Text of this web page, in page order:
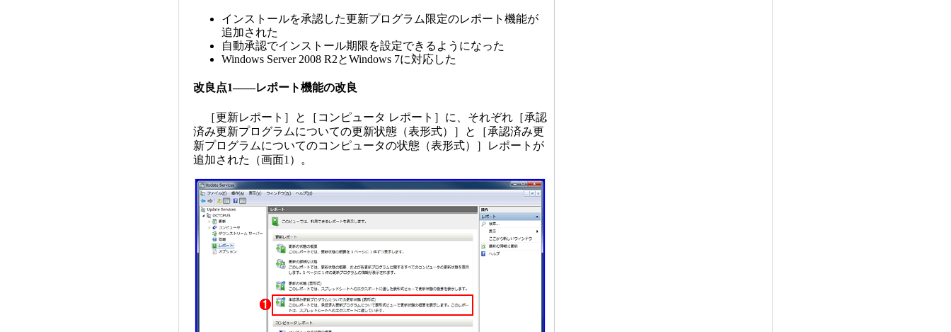
インストールを承認した更新プログラム限定のレポート機能が
追加された
自動承認でインストール期限を設定できるようになった
Windows Server 2008 R2とWindows 7に対応した
改良点1――レポート機能の改良
［更新レポート］と［コンピュータ レポート］に、それぞれ［承認
済み更新プログラムについての更新状態（表形式）］と［承認済み更
新プログラムについてのコンピュータの状態（表形式）］レポートが
追加された（画面1）。